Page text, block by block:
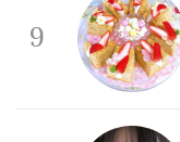
9